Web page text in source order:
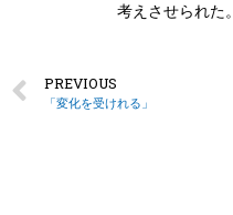
考えさせられた。
PREVIOUS
「変化を受けれる」